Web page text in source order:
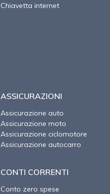
Chiavetta internet
ASSICURAZIONI
Assicurazione auto
Assicurazione moto
Assicurazione ciclomotore
Assicurazione autocarro
CONTI CORRENTI
Conto zero spese